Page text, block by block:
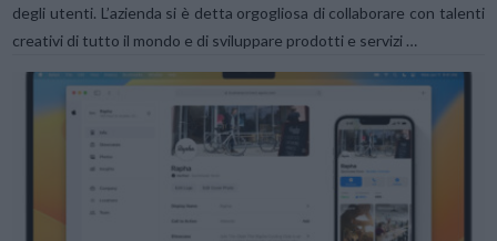
degli utenti. L’azienda si è detta orgogliosa di collaborare con talenti
creativi di tutto il mondo e di sviluppare prodotti e servizi …